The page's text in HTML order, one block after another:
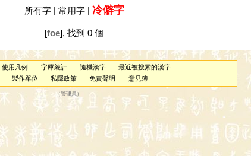
所有字| 常用字| 冷僻字
[foe], 找到 0 個
使用凡例 字庫統計 隨機漢字
最近被搜索的漢字
製作單位 私隱政策 免責聲明 意見簿
（管理員 ）